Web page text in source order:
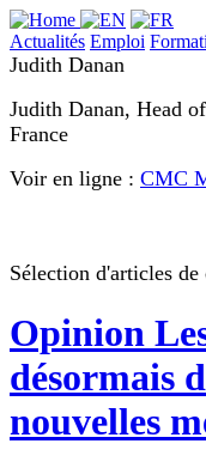
Actualités Emploi
Judith Danan
Judith Danan, Head
France
Voir en ligne : CMC
Sélection d'articles
Opinion
désormais
nouvelles